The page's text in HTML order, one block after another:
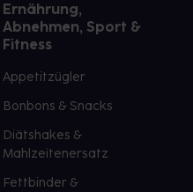
Ernährung,
Abnehmen, Sport &
Fitness
Appetitzügler
Bonbons & Snacks
Diätshakes &
Mahlzeitenersatz
Fettbinder &